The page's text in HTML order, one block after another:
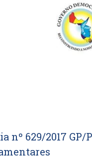
nº 629/2017 GP/